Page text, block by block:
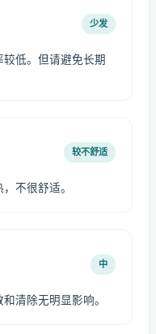
少发
低。但请避免长期
较不舒适
不很舒适。
中
清除无明显影响。